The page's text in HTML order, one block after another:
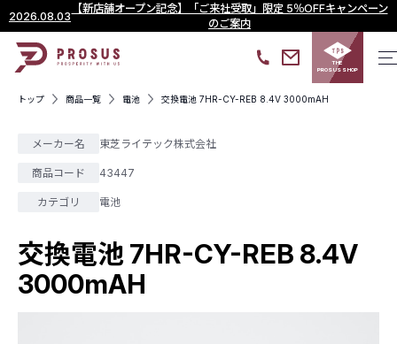
2026.08.03
【新店舗オープン記念】「ご来社受取」限定 5％OFFキャンペーン
のご案内
THE
PROSUS SHOP
トップ 商品一覧 電池 交換電池 7HR-CY-REB 8.4V 3000mAH
メーカー名 東芝ライテック株式会社
商品コード 43447
カテゴリ 電池
交換電池 7HR-CY-REB 8.4V
3000mAH